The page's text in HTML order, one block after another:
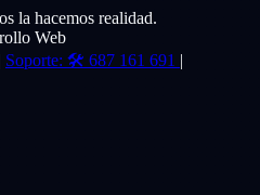
la hacemos realidad.
Web
Soporte: 🛠️ 687 161 691 |